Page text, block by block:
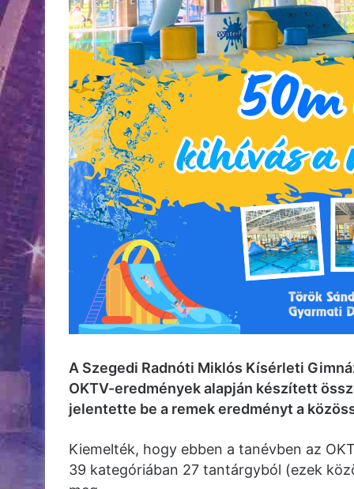
A Szegedi Radnóti Miklós Kísérleti
OKTV-eredmények alapján készített
jelentette be a remek eredményt a
Kiemelték, hogy ebben a tanévben az
39 kategóriában 27 tantárgyból (ezek